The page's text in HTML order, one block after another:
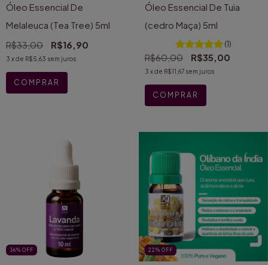
Óleo Essencial De
Melaleuca (Tea Tree) 5ml
R$33,00
R$16,90
3 x de R$5,63 sem juros
Óleo Essencial De Tuia
(cedro Maça) 5ml
(1)
R$60,00 R$35,00
3 x de R$11,67 sem juros
36% OFF 22 % OFF